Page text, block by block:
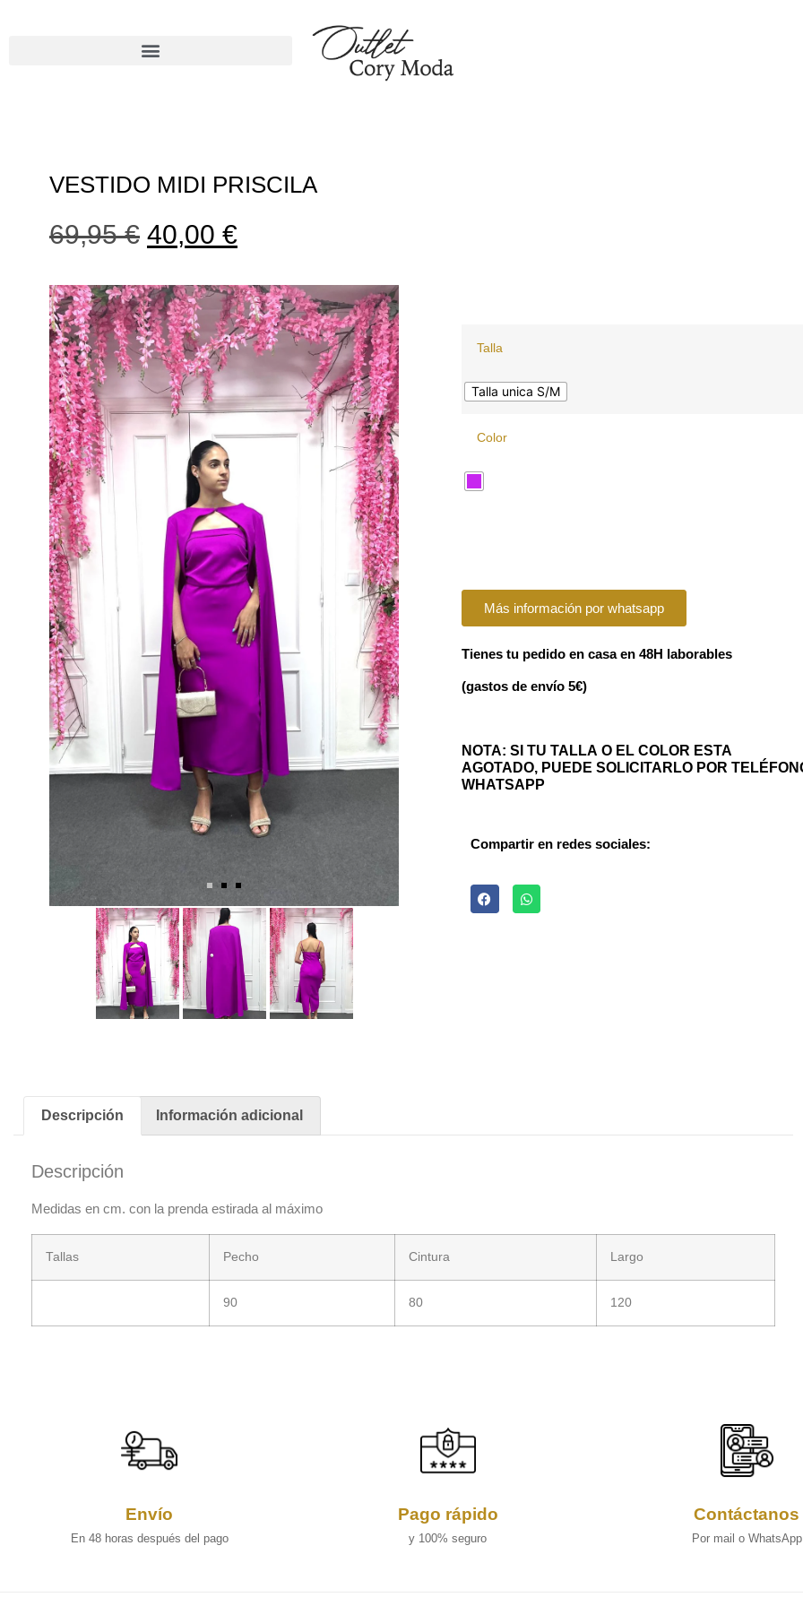
VESTIDO MIDI PRISCILA
69,95€ 40,00 €
Talla
Talla unica S/M
Color
Más información por whatsapp
Tienes tu pedido en casa en 48H laborables
(gastos de envío 5€)
NOTA: SI TU TALLA O EL COLOR ESTA
AGOTADO, PUEDE SOLICITARLO POR
WHATSAPP
Compartir en redes sociales:
Descripción Información adicional
Descripción
Medidas en cm. con la prenda estirada al máximo
Tallas Pecho Cintura Largo
90 80 120
Envío
En 48 horas después del pago
Pago rápido
y 100% seguro
Contáctanos
Por mail o WhatsApp